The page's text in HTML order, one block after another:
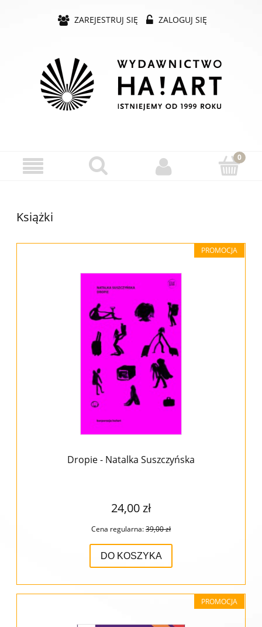
ZAREJESTRUJ SIĘ ZALOGUJ SIĘ
Książki
Dropie - Natalka Suszczyńska
24,00 zł
Cena regularna:39,00 zł
DO KOSZYKA
PROMOCJA
PROMOCJA